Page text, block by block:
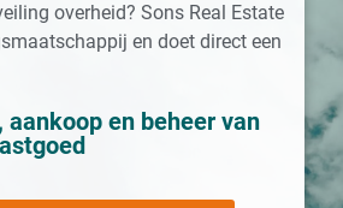
overheid? Sons Real Estate
en doet direct een
aankoop en beheer van